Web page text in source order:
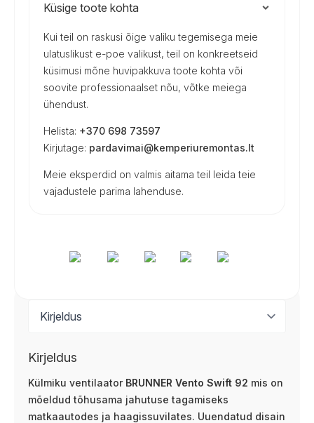
Küsige toote kohta
Kui teil on raskusi õige valiku tegemisega meie
ulatuslikust e-poe valikust, teil on konkreetseid
küsimusi mõne huvipakkuva toote kohta või
soovite professionaalset nõu, võtke meiega
ühendust.
Helista: +370 698 73597
Kirjutage: pardavimai@kemperiuremontas.lt
Meie eksperdid on valmis aitama teil leida teie
vajadustele parima lahenduse.
Kirjeldus
Külmiku ventilaator BRUNNER Vento Swift 92 mis on
mõeldud tõhusama jahutuse tagamiseks
matkaautodes ja haagissuvilates. Uuendatud disain